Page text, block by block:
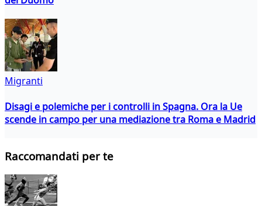
Migranti
Disagi e polemiche per i controlli in Spagna. Ora la Ue
scende in campo per una mediazione tra Roma e Madrid
Raccomandati per te